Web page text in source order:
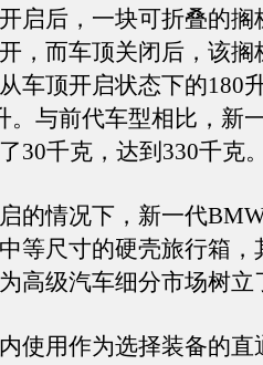
启后，一块可折叠的搁
，而车顶关闭后，该搁
车顶开启状态下的180
。与前代车型相比，新
30千克，达到330千克
情况下，新一代
等尺寸的硬壳旅行箱，
高级汽车细分市场树立
用作为选择装备的直